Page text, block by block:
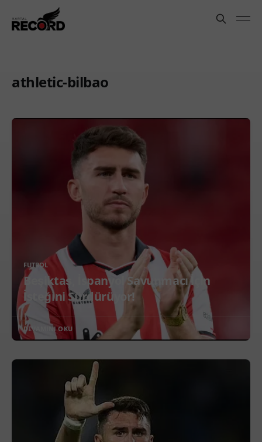
athletic-bilbao
FUTBOL
Beşiktaş, İspanyol Savunmacı İçin
İsteğini Sürdürüyor!
DEVAMINI OKU